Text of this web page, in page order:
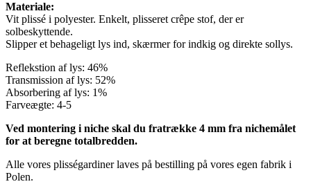
Materiale:
Vit plissé i polyester. Enkelt, plisseret crêpe stof, der er
solbeskyttende.
Slipper et behageligt lys ind, skærmer for indkig og direkte sollys.
Reflekstion af lys: 46%
Transmission af lys: 52%
Absorbering af lys: 1%
Farveægte: 4-5
Ved montering i niche skal du fratrække 4 mm fra nichemålet
for at beregne totalbredden.
Alle vores plisségardiner laves på bestilling på vores egen fabrik i
Polen.